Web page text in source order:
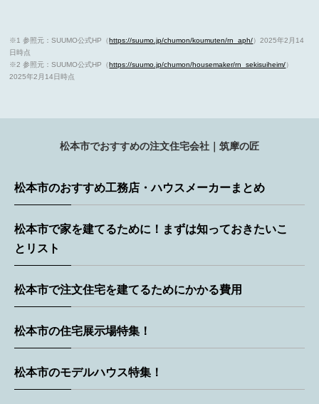
※1 参照元：SUUMO公式HP（https://suumo.jp/chumon/koumuten/rn_aph/）2025年2月14
日時点
※2 参照元：SUUMO公式HP（https://suumo.jp/chumon/housemaker/rn_sekisuiheim/）
2025年2月14日時点
松本市でおすすめの注文住宅会社｜筑摩の匠
松本市のおすすめ工務店・ハウスメーカーまとめ
松本市で家を建てるために！まずは知っておきたいこ
とリスト
松本市で注文住宅を建てるためにかかる費用
松本市の住宅展示場特集！
松本市のモデルハウス特集！